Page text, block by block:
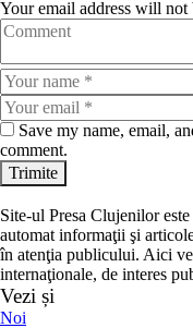
Your email address will not
Save my name, email,
comment.
Site-ul Presa Clujenilor
automat informaţii şi
în atenţia publicului. Aici
internaţionale, de interes
Vezi și
Noi